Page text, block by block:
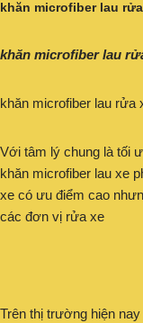
khăn microfiber lau
khăn microfiber lau
khăn microfiber lau rửa
Với tâm lý chung là tối
khăn microfiber lau xe
xe có ưu điểm cao
các đơn vị rửa xe
Trên thị trường hiện nay